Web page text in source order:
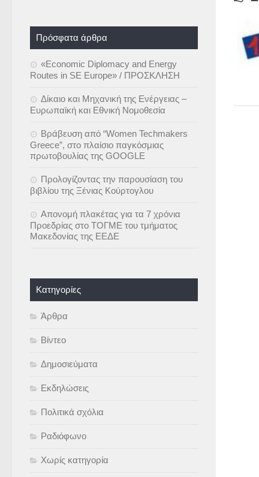
Πρόσφατα άρθρα
«Economic Diplomacy and Energy
Routes in SE Europe» / ΠΡΟΣΚΛΗΣΗ
Δίκαιο και Μηχανική της Ενέργειας –
Ευρωπαϊκή και Εθνική Νομοθεσία
Βράβευση από “Women Techmakers
Greece”, στο πλαίσιο παγκόσμιας
πρωτοβουλίας της GOOGLE
Προλογίζοντας την παρουσίαση του
βιβλίου της Ξένιας Κούρτογλου
Απονομή πλακέτας για τα 7 χρόνια
Προεδρίας στο ΤΟΓΜΕ του τμήματος
Μακεδονίας της ΕΕΔΕ
Kατηγορίες
Άρθρα
Βίντεο
Δημοσιεύματα
Εκδηλώσεις
Πολιτικά σχόλια
Ραδιόφωνο
Χωρίς κατηγορία